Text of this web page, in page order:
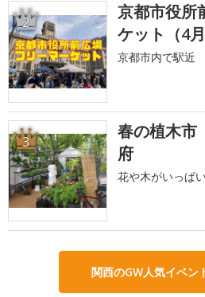
2
京都市役所
ケット（4
京都市内で駅近
3
春の植木市
府
花や木がいっぱ
関西のGW人気イベン